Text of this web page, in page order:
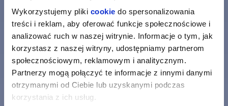
Wykorzystujemy pliki cookie do spersonalizowania
treści i reklam, aby oferować funkcje społecznościowe i
analizować ruch w naszej witrynie. Informacje o tym, jak
korzystasz z naszej witryny, udostępniamy partnerom
społecznościowym, reklamowym i analitycznym.
Partnerzy mogą połączyć te informacje z innymi danymi
otrzymanymi od Ciebie lub uzyskanymi podczas
korzystania z ich usług.